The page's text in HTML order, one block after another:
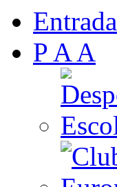
Entrada
P A A